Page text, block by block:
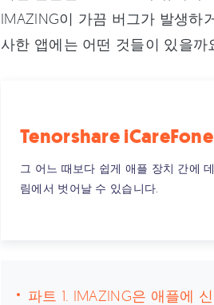
IMAZING이 가끔 버그가 발생하
사한 앱에는 어떤 것들이 있을까
Tenorshare iCareFone
그 어느 때보다 쉽게 애플 장치 간에
림에서 벗어날 수 있습니다.
파트 1. IMAZING은 애플에